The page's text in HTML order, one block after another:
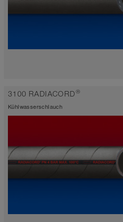
-40°C bis 70°C
3100 RADIACORD®
Kühlwasserschlauch